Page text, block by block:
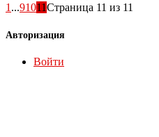
1 ...91011Страница 11 из 11
Авторизация
Войти